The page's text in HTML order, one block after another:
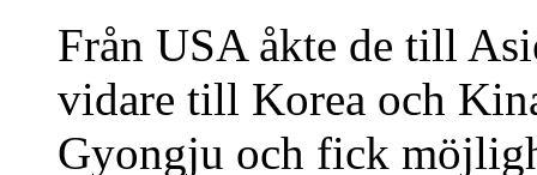
Från USA åkte de till
vidare till Korea och
Gyongju och fick